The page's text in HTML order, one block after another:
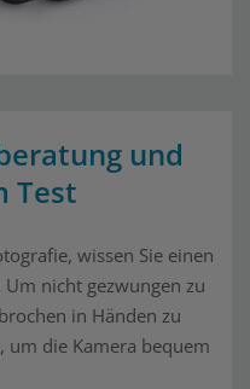
und
Test
wissen Sie einen
nicht gezwungen zu
in Händen zu
um die Kamera bequem